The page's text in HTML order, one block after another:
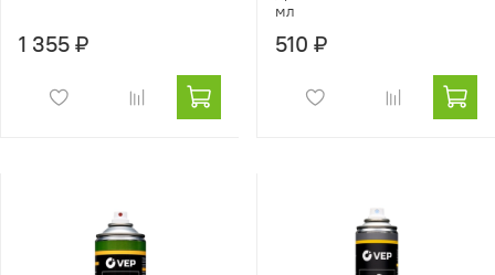
1 355 ₽
мл
510 ₽